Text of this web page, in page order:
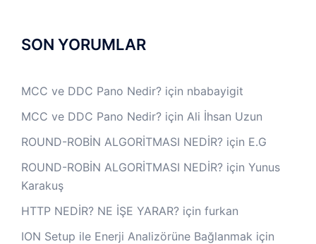
SON YORUMLAR
MCC ve DDC Pano Nedir? için nbabayigit
MCC ve DDC Pano Nedir? için Ali İhsan Uzun
ROUND-ROBİN ALGORİTMASI NEDİR? için E.G
ROUND-ROBİN ALGORİTMASI NEDİR? için Yunus
Karakuş
HTTP NEDİR? NE İŞE YARAR? için furkan
ION Setup ile Enerji Analizörüne Bağlanmak için